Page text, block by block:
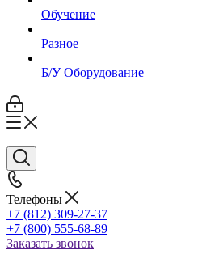
Обучение
Разное
Б/У Оборудование
Телефоны
+7 (812) 309-27-37
+7 (800) 555-68-89
Заказать звонок